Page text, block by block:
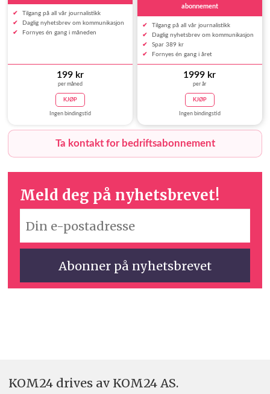
Tilgang på all vår journalistikk
Daglig nyhetsbrev om kommunikasjon
Fornyes én gang i måneden
199 kr
per måned
KJØP
Ingen bindingstid
abonnement
Tilgang på all vår journalistikk
Daglig nyhetsbrev om kommunikasjon
Spar 389 kr
Fornyes én gang i året
1999 kr
per år
KJØP
Ingen bindingstid
Ta kontakt for bedriftsabonnement
Meld deg på nyhetsbrevet!
KOM24 drives av KOM24 AS.